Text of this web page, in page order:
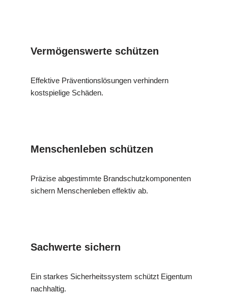
Vermögenswerte schützen
Effektive Präventionslösungen verhindern
kostspielige Schäden.
Menschenleben schützen
Präzise abgestimmte Brandschutzkomponenten
sichern Menschenleben effektiv ab.
Sachwerte sichern
Ein starkes Sicherheitssystem schützt Eigentum
nachhaltig.